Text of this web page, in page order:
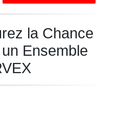
la Chance
Ensemble